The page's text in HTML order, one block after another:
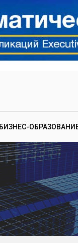
БИЗНЕС-